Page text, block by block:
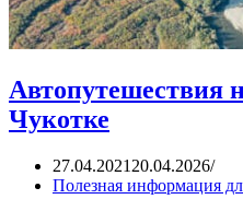
Автопутешествия
Чукотке
27.04.2021 20.04.2026
Полезная информация